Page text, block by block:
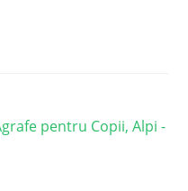
pentru Copii, Alpi -